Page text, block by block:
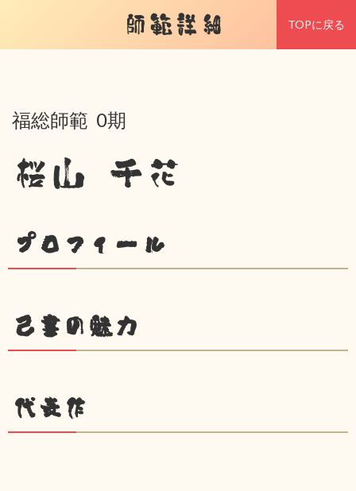
師範詳細 TOPに戻る
福総師範 0期
桜山 千花
プロフィール
己書の魅力
代表作